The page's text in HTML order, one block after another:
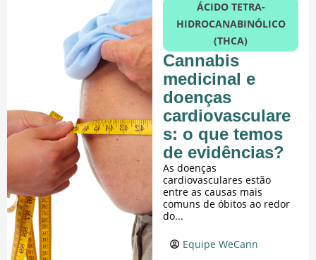
ÁCIDO TETRA-
HIDROCANABINÓLICO
(THCA)
Cannabis
medicinal e
doenças
cardiovasculare
s: o que temos
de evidências?
As doenças
cardiovasculares estão
entre as causas mais
comuns de óbitos ao redor
do...
Equipe WeCann